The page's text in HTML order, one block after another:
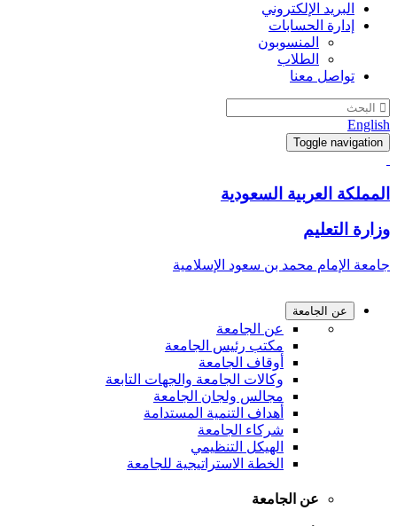
البريد الإلكتروني
إدارة الحسابات
المنسوبون
الطلاب
تواصل معنا
English
Toggle navigation
المملكة العربية السعودية
وزارة التعليم
جامعة الإمام محمد بن سعود الإسلامية
عن الجامعة
عن الجامعة
مكتب رئيس الجامعة
أوقاف الجامعة
وكالات الجامعة والجهات التابعة
مجالس ولجان الجامعة
أهداف التنمية المستدامة
شركاء الجامعة
الهيكل التنظيمي
الخطة الاستراتيجية للجامعة
عن الجامعة